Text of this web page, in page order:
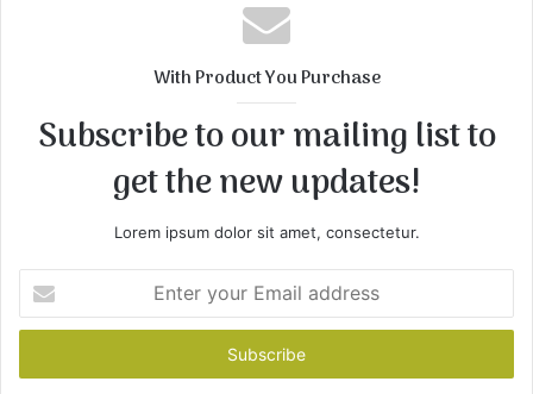
s
i
With Product You Purchase
Subscribe to our mailing list to
get the new updates!
Lorem ipsum dolor sit amet, consectetur.
t
r